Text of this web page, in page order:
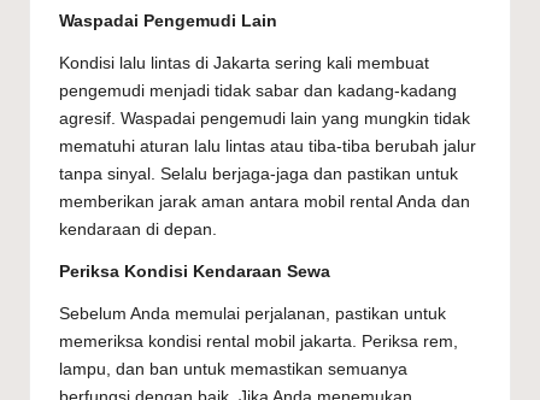
Waspadai Pengemudi Lain
Kondisi lalu lintas di Jakarta sering kali membuat
pengemudi menjadi tidak sabar dan kadang-kadang
agresif. Waspadai pengemudi lain yang mungkin tidak
mematuhi aturan lalu lintas atau tiba-tiba berubah jalur
tanpa sinyal. Selalu berjaga-jaga dan pastikan untuk
memberikan jarak aman antara mobil rental Anda dan
kendaraan di depan.
Periksa Kondisi Kendaraan Sewa
Sebelum Anda memulai perjalanan, pastikan untuk
memeriksa kondisi rental mobil jakarta. Periksa rem,
lampu, dan ban untuk memastikan semuanya